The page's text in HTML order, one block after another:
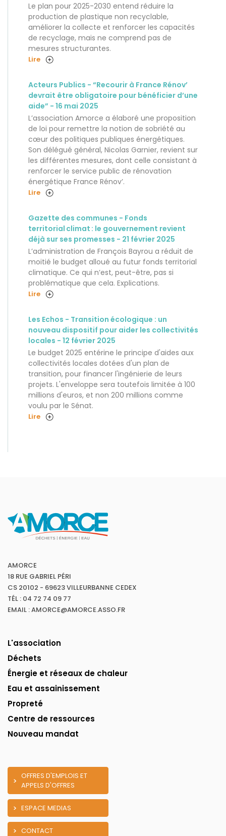
Le plan pour 2025-2030 entend réduire la
production de plastique non recyclable,
améliorer la collecte et renforcer les capacités
de recyclage, mais ne comprend pas de
mesures structurantes.
Lire
Acteurs Publics - “Recourir à France Rénov’
devrait être obligatoire pour bénéficier d’une
aide” - 16 mai 2025
L’association Amorce a élaboré une proposition
de loi pour remettre la notion de sobriété au
cœur des politiques publiques énergétiques.
Son délégué général, Nicolas Garnier, revient sur
les différentes mesures, dont celle consistant à
renforcer le service public de rénovation
énergétique France Rénov’.
Lire
Gazette des communes - Fonds
territorial climat : le gouvernement revient
déjà sur ses promesses - 21 février 2025
L’administration de François Bayrou a réduit de
moitié le budget alloué au futur fonds territorial
climatique. Ce qui n’est, peut-être, pas si
problématique que cela. Explications.
Lire
Les Echos - Transition écologique : un
nouveau dispositif pour aider les collectivités
locales - 12 février 2025
Le budget 2025 entérine le principe d'aides aux
collectivités locales dotées d'un plan de
transition, pour financer l'ingénierie de leurs
projets. L'enveloppe sera toutefois limitée à 100
millions d'euros, et non 200 millions comme
voulu par le Sénat.
Lire
AMORCE
18 RUE GABRIEL PÉRI
CS 20102 - 69623 VILLEURBANNE CEDEX
TÉL : 04 72 74 09 77
EMAIL : AMORCE@AMORCE.ASSO.FR
L'association
Déchets
Énergie et réseaux de chaleur
Eau et assainissement
Propreté
Centre de ressources
Nouveau mandat
OFFRES D'EMPLOIS ET
APPELS D'OFFRES
ESPACE MEDIAS
CONTACT